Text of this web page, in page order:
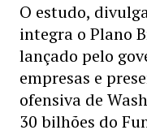
O estudo,
integra o Plano
lançado pelo
empresas e
ofensiva de
30 bilhões do